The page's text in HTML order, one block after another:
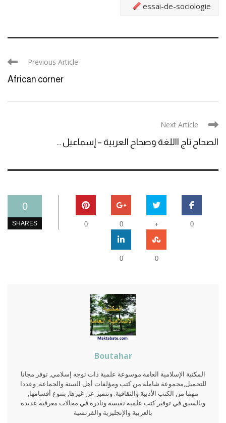
essai-de-sociologie
Previous Article
African corner
Next Article
الصحاح تاج االلغة وصحاح العربية – إسماعيل ...
0
SHARES 0
+
0
0
0
0
Boutahar
المكتبة الإسلامية العامة موسوعة علمية ذات توجه إسلامي, توفر مجانا
للتحميل,مجموعة شاملة من كتب ومؤلفات أهل السنة والجماعة, وعددا
مهما من الكتب الأدبية والثقافية. وتتميز عن غيرها, بتنوع أقسامها,
وبالسبق في توفير كتب علمية نفيسة ونادرة في مجالات معرفية عديدة
بالعربية والإنجليزية والفرنسية